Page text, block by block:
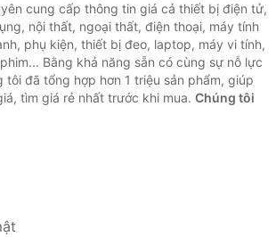
cung cấp thông tin giá cả thiết bị điện tử,
nội thất, ngoại thất, điện thoại, máy tính
phụ kiện, thiết bị đeo, laptop, máy vi tính,
Bằng khả năng sẵn có cùng sự nỗ lực
tôi đã tổng hợp hơn 1 triệu sản phẩm, giúp
tìm giá rẻ nhất trước khi mua. Chúng tôi